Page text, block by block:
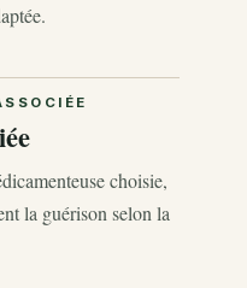
choisie,
la guérison selon la